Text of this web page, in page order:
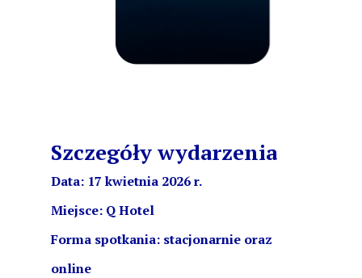
Szczegóły wydarzenia
Data: 17 kwietnia 2026 r.
Miejsce: Q Hotel
Forma spotkania: stacjonarnie oraz
online